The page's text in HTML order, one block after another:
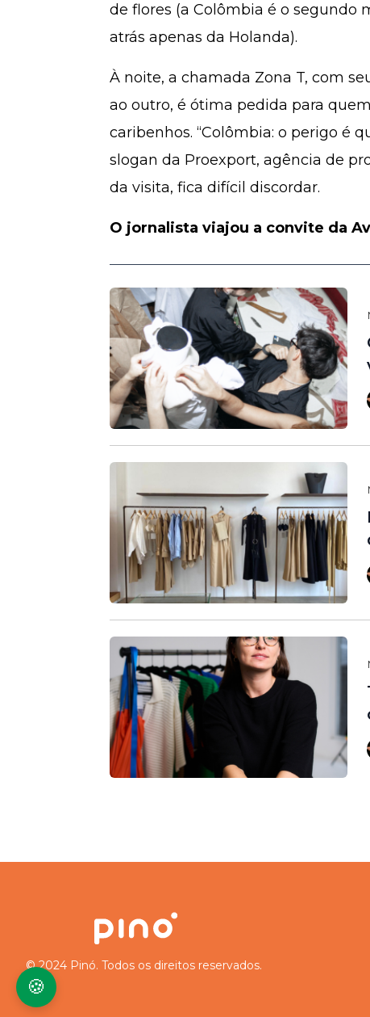
de flores (a Colômbia é o segundo
atrás apenas da Holanda).
À noite, a chamada Zona T, com
ao outro, é ótima pedida para
caribenhos. “Colômbia: o perigo é
slogan da Proexport, agência de
da visita, fica difícil discordar.
O jornalista viajou a convite da
© 2024 Pinó. Todos os direitos reservados.
🍪